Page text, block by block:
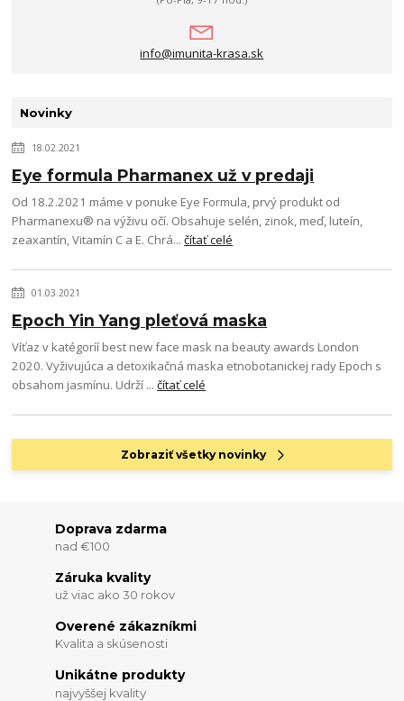
info@imunita-krasa.sk
Novinky
18.02.2021
Eye formula Pharmanex už v predaji
Od 18.2.2021 máme v ponuke Eye Formula, prvý produkt od
Pharmanexu® na výživu očí. Obsahuje selén, zinok, meď, luteín,
zeaxantín, Vitamín C a E. Chrá...čítať celé
01.03.2021
Epoch Yin Yang pleťová maska
Víťaz v katégoríí best new face mask na beauty awards London
2020. Vyživujúca a detoxikačná maska etnobotanickej rady Epoch s
obsahom jasmínu. Udrží ...čítať celé
Zobraziť všetky novinky
Doprava zdarma
nad €100
Záruka kvality
už viac ako 30 rokov
Overené zákazníkmi
Kvalita a skúsenosti
Unikátne produkty
najvyššej kvality